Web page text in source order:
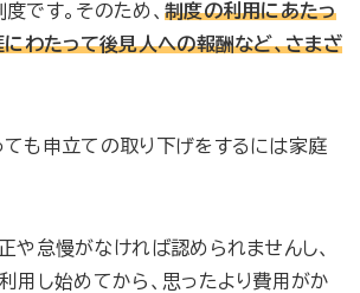
です。そのため、 制度の利用にあたっ
にわたって後見人への報酬など、さまざ
も申立ての取り下げをするには家庭
や怠慢がなければ認められませんし、
用し始めてから、思ったより費用がか